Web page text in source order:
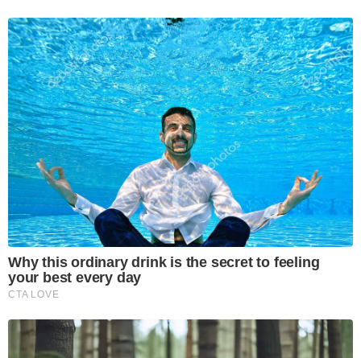
Why this ordinary drink is the secret to feeling
your best every day
CTA LOVE